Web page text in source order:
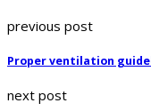
previous post
Proper ventilation
next post